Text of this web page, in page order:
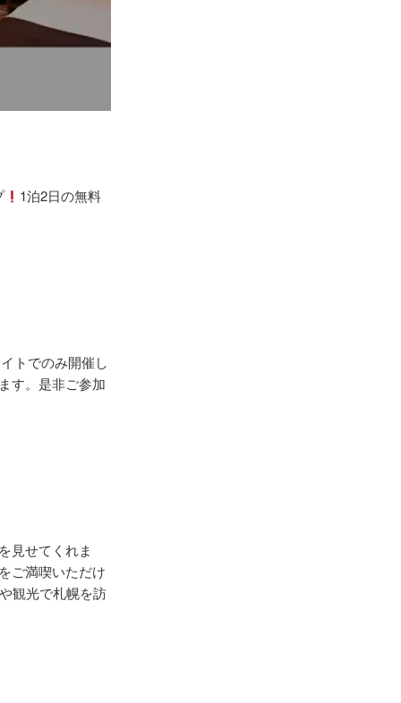
1泊2日の無料
トでのみ開催し
す。是非ご参加
見せてくれま
ご満喫いただけ
観光で札幌を訪